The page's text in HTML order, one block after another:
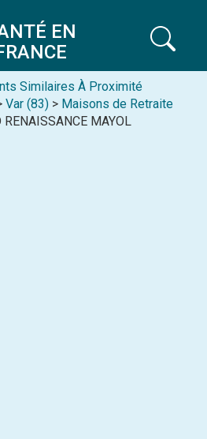
EN
Similaires À Proximité
Var (83) > Maisons de Retraite
RENAISSANCE MAYOL